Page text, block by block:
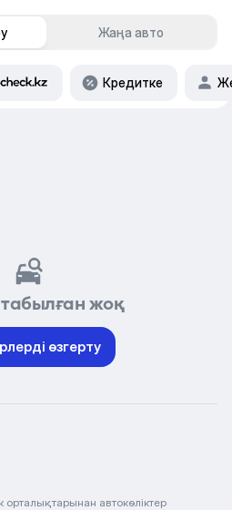
Жаңа авто
Кредитке
жоқ
өзгерту
автокөліктер